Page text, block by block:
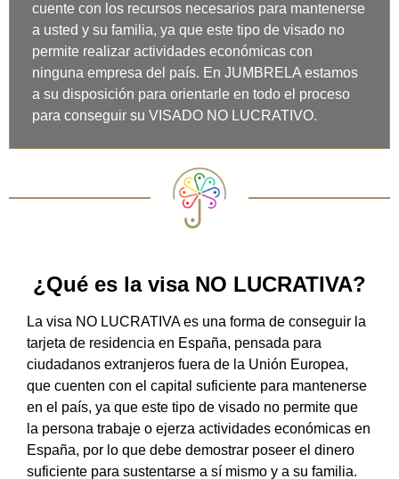
cuente con los recursos necesarios para mantenerse
a usted y su familia, ya que este tipo de visado no
permite realizar actividades económicas con
ninguna empresa del país. En JUMBRELA estamos
a su disposición para orientarle en todo el proceso
para conseguir su VISADO NO LUCRATIVO.
¿Qué es la visa NO LUCRATIVA?
La visa NO LUCRATIVA es una forma de conseguir la
tarjeta de residencia en España, pensada para
ciudadanos extranjeros fuera de la Unión Europea,
que cuenten con el capital suficiente para mantenerse
en el país, ya que este tipo de visado no permite que
la persona trabaje o ejerza actividades económicas en
España, por lo que debe demostrar poseer el dinero
suficiente para sustentarse a sí mismo y a su familia.